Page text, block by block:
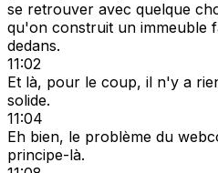
se retrouver avec quelque
qu'on construit un immeuble
dedans.
11:02
Et là, pour le coup, il n'y a
solide.
11:04
Eh bien, le problème du
principe-là.